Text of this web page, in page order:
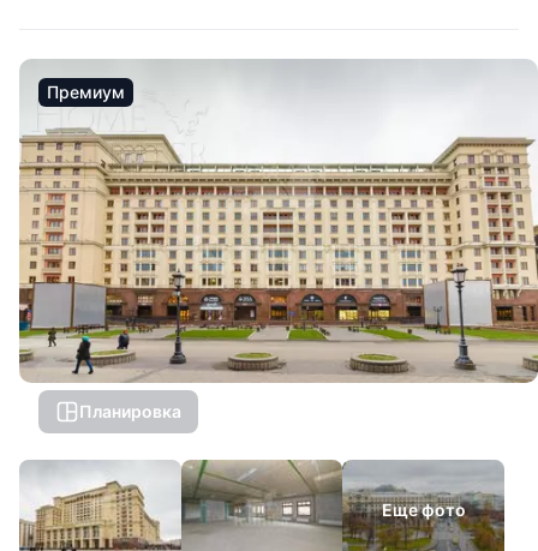
Премиум
Планировка
Еще фото